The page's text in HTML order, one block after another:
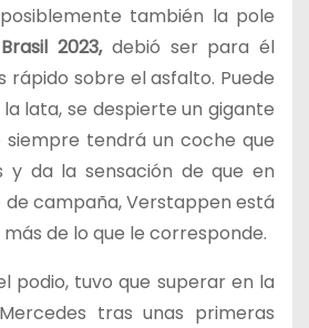
también la pole
Brasil 2023,debió ser para él
rápido sobre el asfalto. Puede
lata, se despierte un gigante
siempre tendrá un coche que
y da la sensación de que en
campaña, Verstappen está
de lo que le corresponde.
podio, tuvo que superar en la
tras unas primeras